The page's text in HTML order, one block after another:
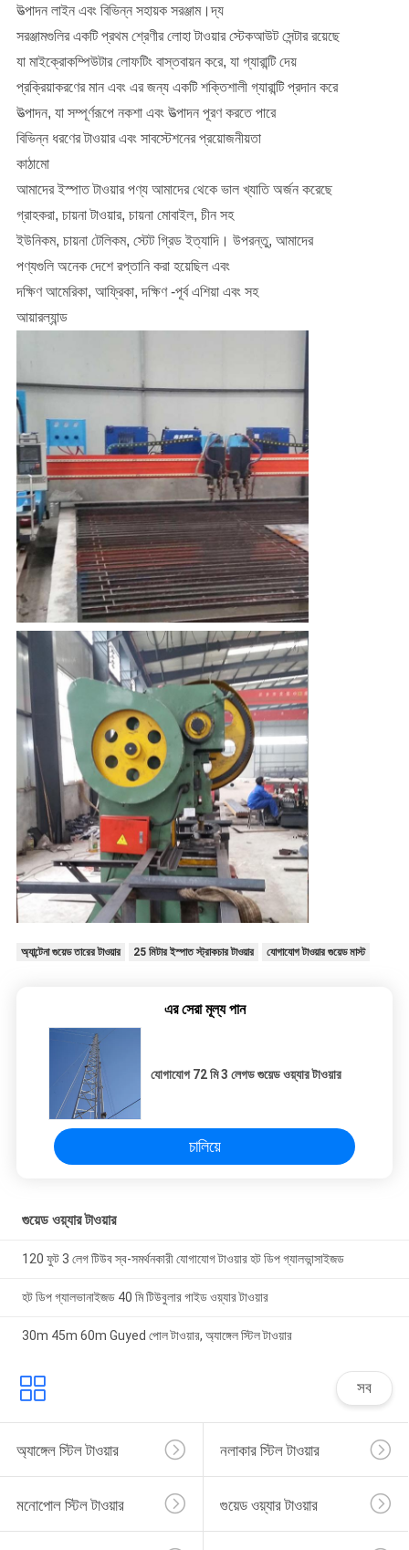
উত্পাদন লাইন এবং বিভিন্ন সহায়ক সরঞ্জাম।দ্য
সরঞ্জামগুলির একটি প্রথম শ্রেণীর লোহা টাওয়ার স্টেকআউট সেন্টার রয়েছে
যা মাইক্রোকম্পিউটার লোফটিং বাস্তবায়ন করে, যা গ্যারান্টি দেয়
প্রক্রিয়াকরণের মান এবং এর জন্য একটি শক্তিশালী গ্যারান্টি প্রদান করে
উত্পাদন, যা সম্পূর্ণরূপে নকশা এবং উত্পাদন পূরণ করতে পারে
বিভিন্ন ধরণের টাওয়ার এবং সাবস্টেশনের প্রয়োজনীয়তা
কাঠামো
আমাদের ইস্পাত টাওয়ার পণ্য আমাদের থেকে ভাল খ্যাতি অর্জন করেছে
গ্রাহকরা, চায়না টাওয়ার, চায়না মোবাইল, চীন সহ
ইউনিকম, চায়না টেলিকম, স্টেট গ্রিড ইত্যাদি। উপরন্তু, আমাদের
পণ্যগুলি অনেক দেশে রপ্তানি করা হয়েছিল এবং
দক্ষিণ আমেরিকা, আফ্রিকা, দক্ষিণ -পূর্ব এশিয়া এবং সহ
আয়ারল্যান্ড
অ্যান্টেনা গুয়েড তারের টাওয়ার 25 মিটার ইস্পাত স্ট্রাকচার টাওয়ার যোগাযোগ টাওয়ার গুয়েড মাস্ট
এর সেরা মূল্য পান
যোগাযোগ 72 মি 3 লেগড গুয়েড ওয়্যার টাওয়ার
চালিয়ে
গুয়েড ওয়্যার টাওয়ার
120 ফুট 3 লেগ টিউব স্ব-সমর্থনকারী যোগাযোগ টাওয়ার হট ডিপ গ্যালভান্সাইজড
হট ডিপ গ্যালভানাইজড 40 মি টিউবুলার গাইড ওয়্যার টাওয়ার
30m 45m 60m Guyed পোল টাওয়ার, অ্যাঙ্গেল স্টিল টাওয়ার
সব
অ্যাঙ্গেল স্টিল টাওয়ার নলাকার স্টিল টাওয়ার
মনোপোল স্টিল টাওয়ার গুয়েড ওয়্যার টাওয়ার